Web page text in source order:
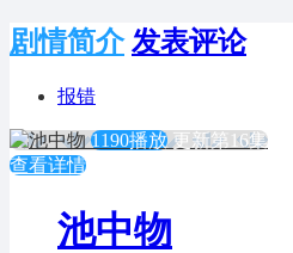
剧情简介 发表评论
报错
1190播放 更新第16集
查看详情
池中物